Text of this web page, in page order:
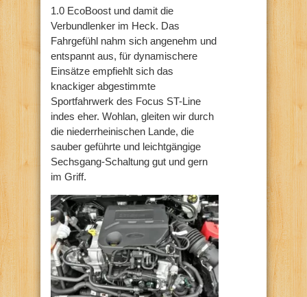
1.0 EcoBoost und damit die
Verbundlenker im Heck. Das
Fahrgefühl nahm sich angenehm und
entspannt aus, für dynamischere
Einsätze empfiehlt sich das
knackiger abgestimmte
Sportfahrwerk des Focus ST-Line
indes eher. Wohlan, gleiten wir durch
die niederrheinischen Lande, die
sauber geführte und leichtgängige
Sechsgang-Schaltung gut und gern
im Griff.